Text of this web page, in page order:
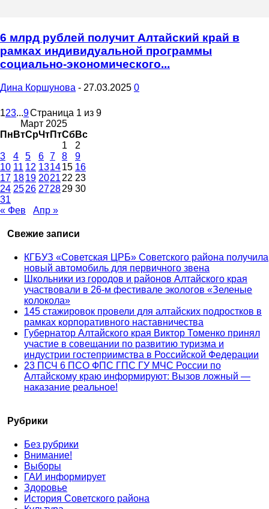
6 млрд рублей получит Алтайский край в
рамках индивидуальной программы
социально-экономического...
Дина Коршунова - 27.03.2025 0
123...9Страница 1 из 9
Март 2025
Пн ВтСрЧтПтСбВс
1
2
3
4 5 6 7 8
9
10 11 12 131415 16
17 1819 2021 22 23
24 2526 272829 30
31
« Фев
Апр »
Свежие записи
КГБУЗ «Советская ЦРБ» Советского района получила
новый автомобиль для первичного звена
Школьники из городов и районов Алтайского края
участвовали в 26-м фестивале экологов «Зеленые
колокола»
145 стажировок провели для алтайских подростков в
рамках корпоративного наставничества
Губернатор Алтайского края Виктор Томенко принял
участие в совещании по развитию туризма и
индустрии гостеприимства в Российской Федерации
23 ПСЧ 6 ПСО ФПС ГПС ГУ МЧС России по
Алтайскому краю информируют: Вызов ложный —
наказание реальное!
Рубрики
Без рубрики
Внимание!
Выборы
ГАИ информирует
Здоровье
История Советского района